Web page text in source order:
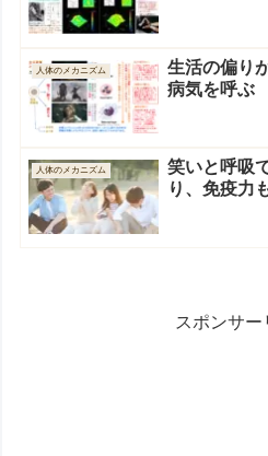
人体のメカニズム
生活の偏り
病気を呼ぶ
人体のメカニズム
笑いと呼吸
り、免疫力
スポンサー